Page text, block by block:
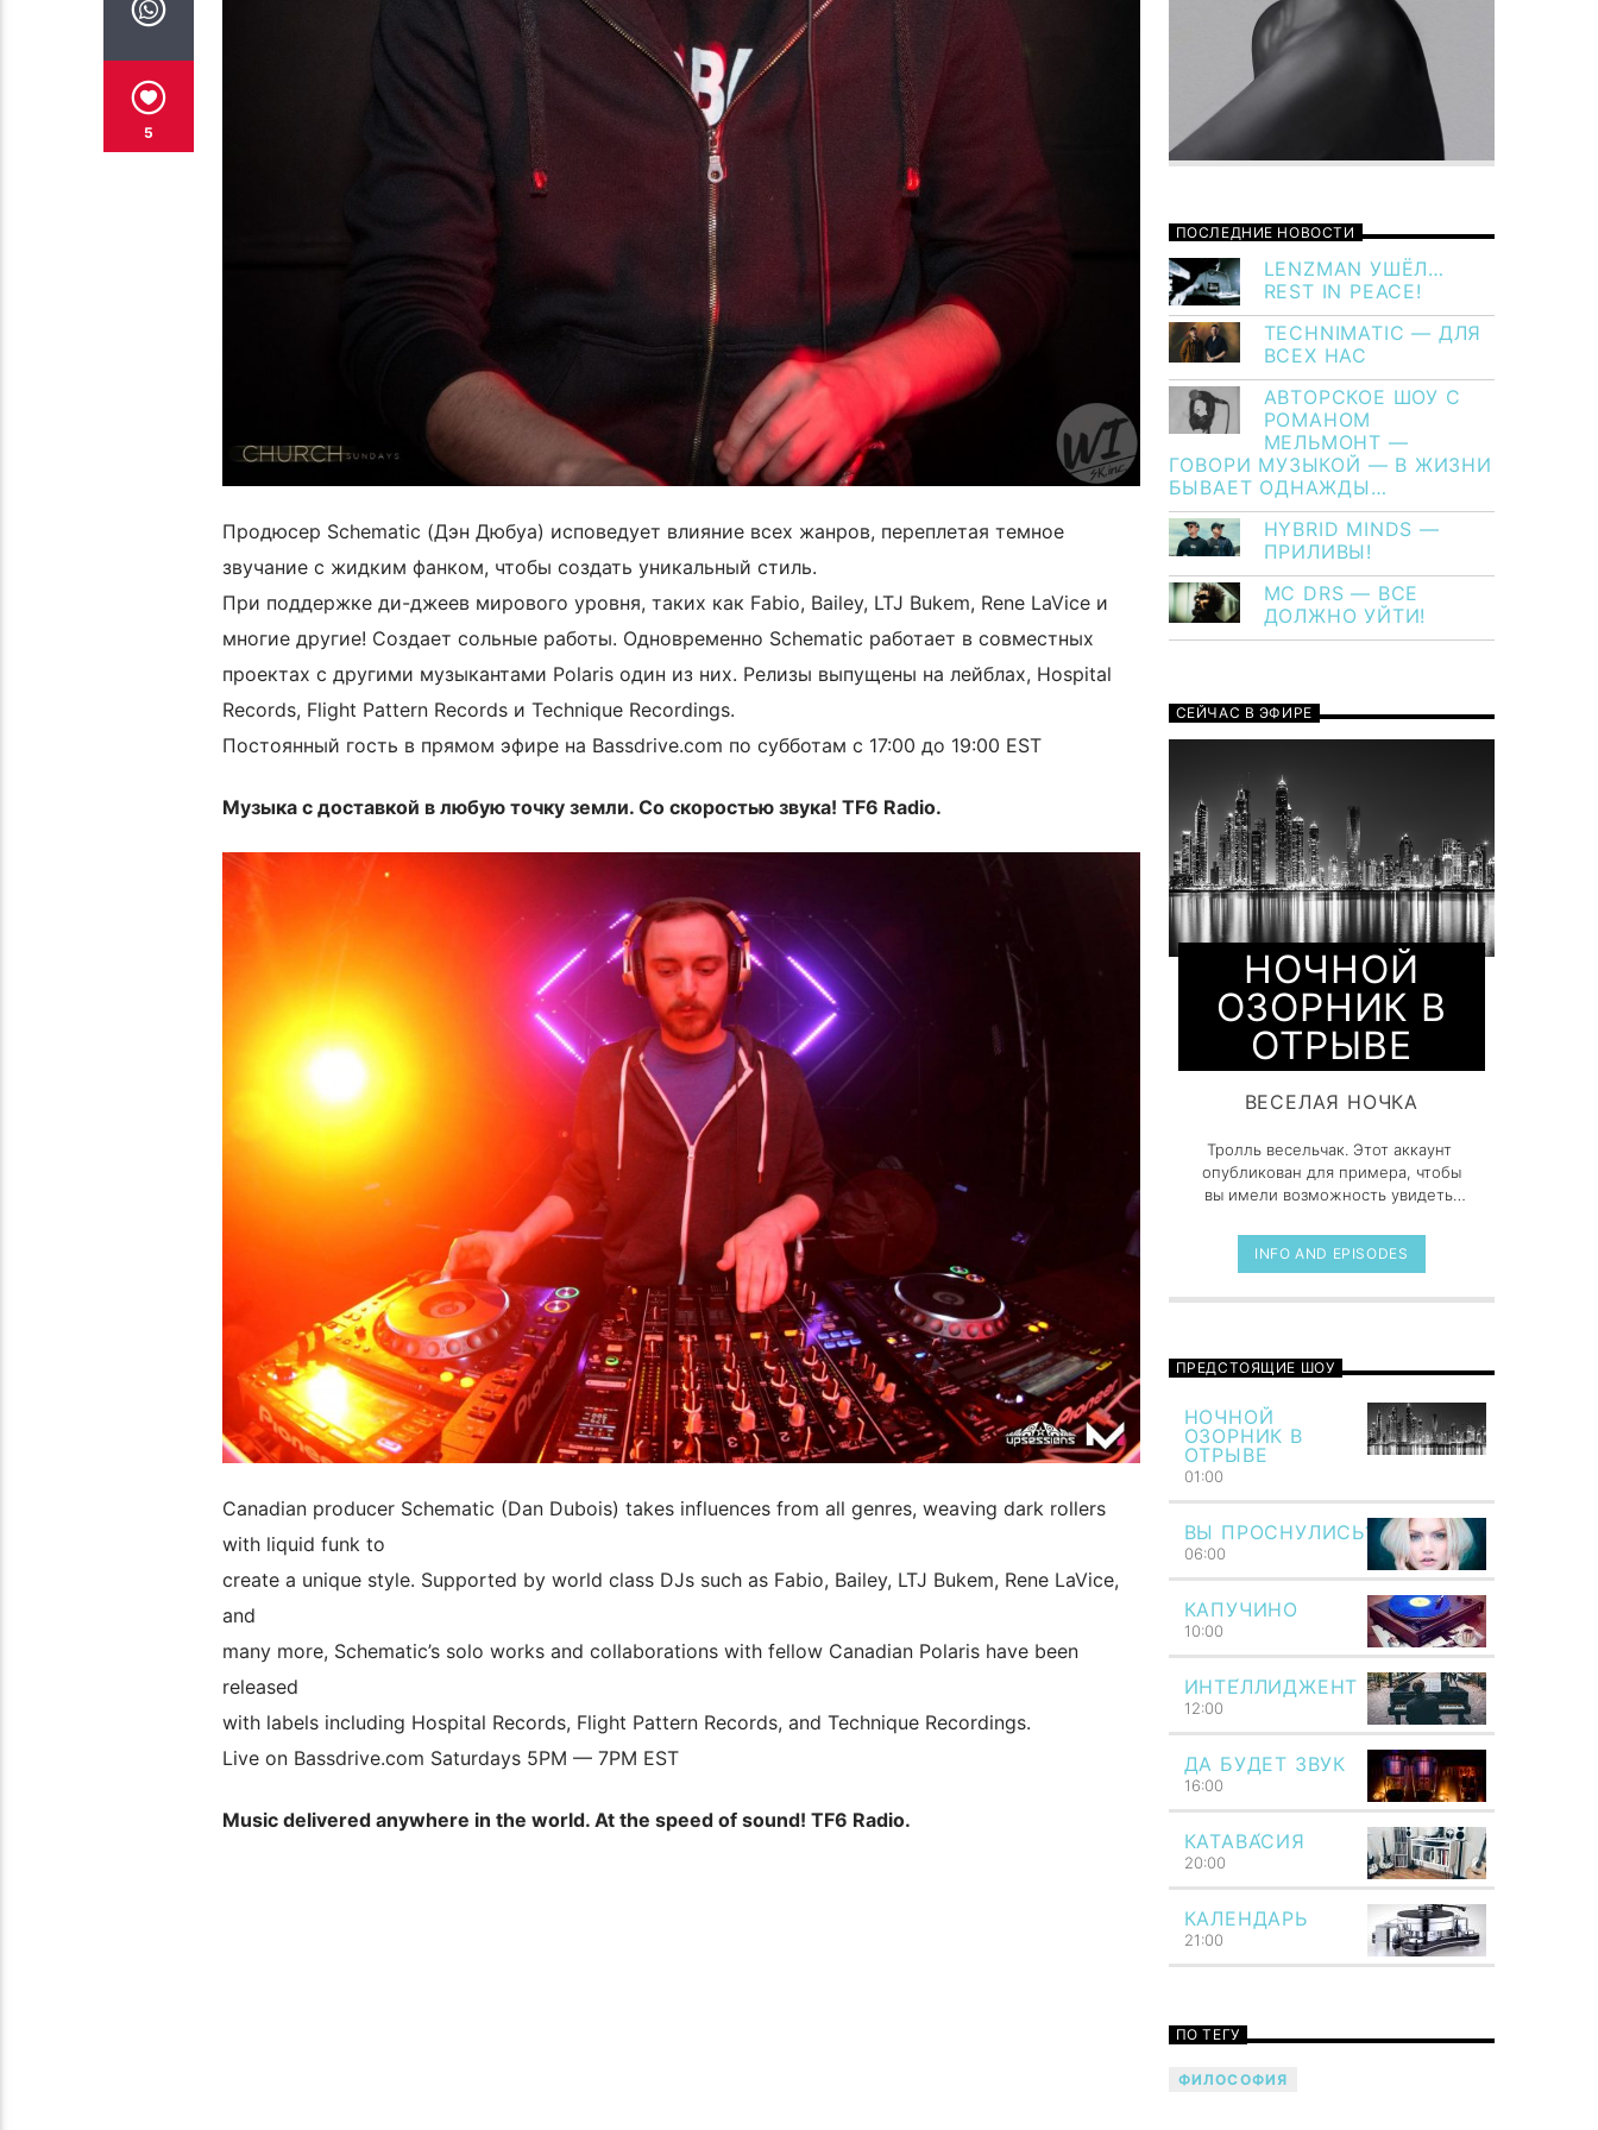
5
Продюсер Schematic (Дэн Дюбуа) исповедует влияние всех жанров, переплетая темное
звучание с жидким фанком, чтобы создать уникальный стиль.
При поддержке ди-джеев мирового уровня, таких как Fabio, Bailey, LTJ Bukem, Rene LaVice и
многие другие! Создает сольные работы. Одновременно Schematic работает в совместных
проектах с другими музыкантами Polaris один из них. Релизы выпущены на лейблах, Hospital
Records, Flight Pattern Records и Technique Recordings.
Постоянный гость в прямом эфире на Bassdrive.com по субботам с 17:00 до 19:00 EST
Музыка с доставкой в любую точку земли. Со скоростью звука! TF6 Radio.
Canadian producer Schematic (Dan Dubois) takes influences from all genres, weaving dark rollers
with liquid funk to
create a unique style. Supported by world class DJs such as Fabio, Bailey, LTJ Bukem, Rene LaVice,
and
many more, Schematic’s solo works and collaborations with fellow Canadian Polaris have been
released
with labels including Hospital Records, Flight Pattern Records, and Technique Recordings.
Live on Bassdrive.com Saturdays 5PM — 7PM EST
Music delivered anywhere in the world. At the speed of sound! TF6 Radio.
ПОСЛЕДНИЕ НОВОСТИ
LENZMAN УШЁЛ…
REST IN PEACE!
TECHNIMATIC — ДЛЯ
ВСЕХ НАС
АВТОРСКОЕ ШОУ С
РОМАНОМ
МЕЛЬМОНТ —
ГОВОРИ МУЗЫКОЙ — В ЖИЗНИ
БЫВАЕТ ОДНАЖДЫ…
HYBRID MINDS —
ПРИЛИВЫ!
MC DRS — ВСЕ
ДОЛЖНО УЙТИ!
СЕЙЧАС В ЭФИРЕ
НОЧНОЙ
ОЗОРНИК В
ОТРЫВЕ
ВЕСЕЛАЯ НОЧКА
Тролль весельчак. Этот аккаунт
опубликован для примера, чтобы
вы имели возможность увидеть,
страница вашего шоу.
Говори музыкой! Напой семью —
TF6 Radio
INFO AND EPISODES
ПРЕДСТОЯЩИЕ ШОУ
НОЧНОЙ
ОЗОРНИК В
ОТРЫВЕ
01:00
ВЫ ПРОСНУЛИСЬ?
06:00
КАПУЧИНО
10:00
ИНТЕ́ЛЛИДЖЕНТ
12:00
ДА БУДЕТ ЗВУК
16:00
КАТАВА́СИЯ
20:00
КАЛЕНДАРЬ
21:00
ПО ТЕГУ
ФИЛОСОФИЯ